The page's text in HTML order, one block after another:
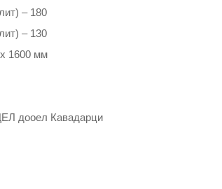
– 180
– 130
1600 мм
дооел Кавадарци